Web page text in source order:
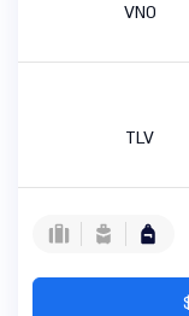
VNO
TLV